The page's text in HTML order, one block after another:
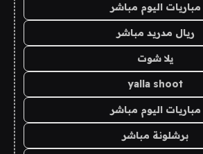
مباريات اليوم مباشر
ريال مدريد مباشر
يلا شوت
yalla shoot
مباريات اليوم مباشر
برشلونة مباشر